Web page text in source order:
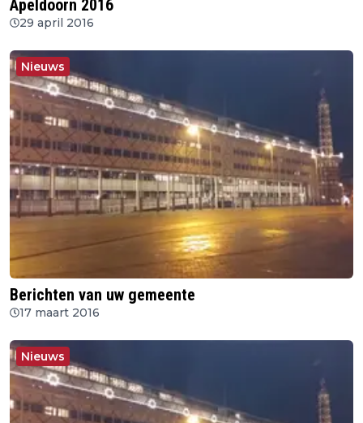
Apeldoorn 2016
29 april 2016
Nieuws
Berichten van uw gemeente
17 maart 2016
Nieuws